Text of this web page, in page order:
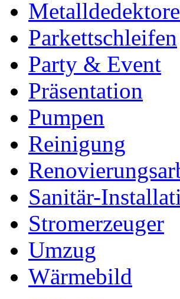
Parkettschleifen
Party & Event
Präsentation
Pumpen
Reinigung
Sanitär-
Stromerzeuger
Umzug
Wärmebild